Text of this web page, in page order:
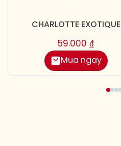
CHARLOTTE EXOTIQUE
Mua ngay
59.000₫